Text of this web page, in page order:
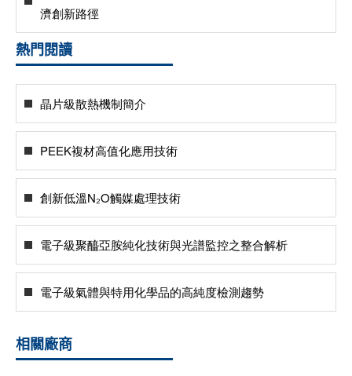
濟創新路徑
熱門閱讀
晶片級散熱機制簡介
PEEK複材高值化應用技術
創新低溫N₂O觸媒處理技術
電子級聚醯亞胺純化技術與光譜監控之整合解析
電子級氣體與特用化學品的高純度檢測趨勢
相關廠商